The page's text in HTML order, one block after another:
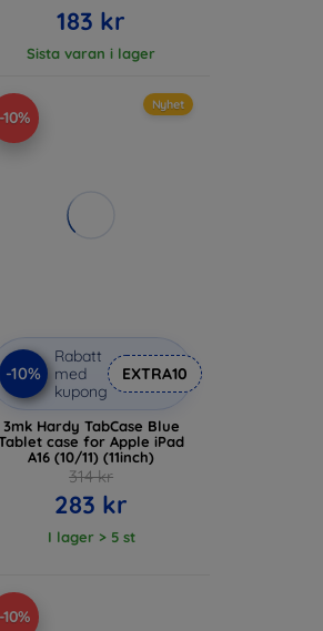
183 kr
Sista varan i lager
-10%
Nyhet
-10%
Rabatt
med
kupong
EXTRA10
3mk Hardy TabCase Blue
case for Apple iPad
A16 (10/11) (11inch)
314 kr
283 kr
I lager > 5 st
-10%